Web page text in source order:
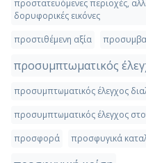
προστατευόμενες περιοχές,
δορυφορικές εικόνες
προστιθέμενη αξία
προσυμπτωματικός
προσυμπτωματικός έλεγχος
προσυμπτωματικός έλεγχος
προσφορά
προσφυγικά